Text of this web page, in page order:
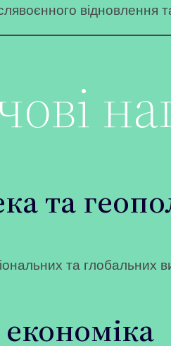
відновлення
та
та глобальних